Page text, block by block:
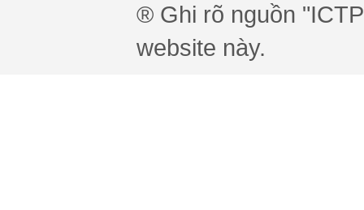
® Ghi rõ nguồn
website này.